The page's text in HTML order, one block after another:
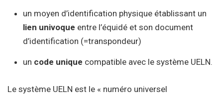
un moyen d’identification physique établissant un
lien univoque entre l’équidé et son document
d’identification (=transpondeur)
un code unique compatible avec le système UELN.
Le système UELN est le « numéro universel